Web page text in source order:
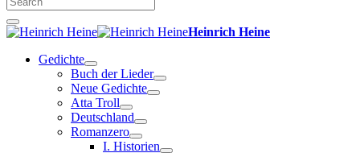
Heinrich Heine
Gedichte
Buch der Lieder
Neue Gedichte
Atta Troll
Deutschland
Romanzero
I. Historien